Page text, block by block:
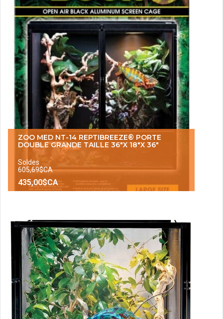
ZOO MED NT-14 REPTIBREEZE® PORTE
DOUBLE GRANDE TAILLE 36″X 18″X 36″
Soldes
605,69$CA
435,00$CA